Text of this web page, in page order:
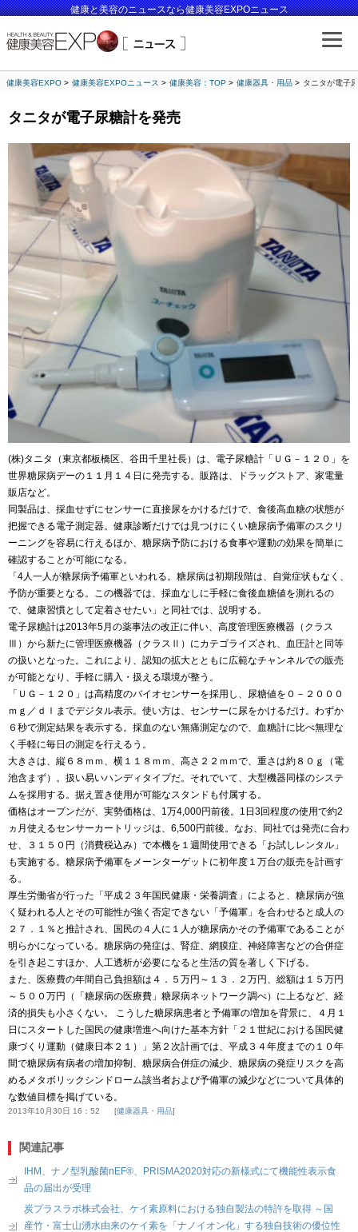
健康と美容のニュースなら健康美容EXPOニュース
健康美容EXPO 健康美容EXPOニュース 健康美容：TOP 健康器具・用品 タニタが電子
タニタが電子尿糖計を発売
(株)タニタ（東京都板橋区、谷田千里社長）は、電子尿糖計「ＵＧ－１２０」を
世界糖尿病デーの１１月１４日に発売する。販路は、ドラッグストア、家電量
販店など。
同製品は、採血せずにセンサーに直接尿をかけるだけで、食後高血糖の状態が
把握できる電子測定器。健康診断だけでは見つけにくい糖尿病予備軍のスクリ
ーニングを容易に行えるほか、糖尿病予防における食事や運動の効果を簡単に
確認することが可能になる。
「4人一人が糖尿病予備軍といわれる。糖尿病は初期段階は、自覚症状もなく、
予防が重要となる。この機器では、採血なしに手軽に食後血糖値を測れるの
で、健康習慣として定着させたい」と同社では、説明する。
電子尿糖計は2013年5月の薬事法の改正に伴い、高度管理医療機器（クラス
Ⅲ）から新たに管理医療機器（クラスⅡ）にカテゴライズされ、血圧計と同等
の扱いとなった。これにより、認知の拡大とともに広範なチャンネルでの販売
が可能となり、手軽に購入・扱える環境が整う。
「ＵＧ－１２０」は高精度のバイオセンサーを採用し、尿糖値を０－２０００
ｍｇ／ｄｌまでデジタル表示。使い方は、センサーに尿をかけるだけ。わずか
６秒で測定結果を表示する。採血のない無痛測定なので、血糖計に比べ無理な
く手軽に毎日の測定を行えるう。
大きさは、縦６８ｍｍ、横１１８ｍｍ、高さ２２ｍｍで、重さは約８０ｇ（電
池含まず）。扱い易いハンディタイプだ。それでいて、大型機器同様のシステ
ムを採用する。据え置き使用が可能なスタンドも付属する。
価格はオープンだが、実勢価格は、1万4,000円前後。1日3回程度の使用で約2
ヵ月使えるセンサーカートリッジは、6,500円前後。なお、同社では発売に合わ
せ、３１５０円（消費税込み）で本機を１週間使用できる「お試しレンタル」
も実施する。糖尿病予備軍をメーンターゲットに初年度１万台の販売を計画す
る。
厚生労働省が行った「平成２３年国民健康・栄養調査」によると、糖尿病が強
く疑われる人とその可能性が強く否定できない「予備軍」を合わせると成人の
２７．１％と推計され、国民の４人に１人が糖尿病かその予備軍であることが
明らかになっている。糖尿病の発症は、腎症、網膜症、神経障害などの合併症
を引き起こすほか、人工透析が必要になると生活の質を著しく下げる。
また、医療費の年間自己負担額は４．５万円～１３．２万円、総額は１５万円
～５００万円（「糖尿病の医療費」糖尿病ネットワーク調べ）に上るなど、経
済的損失も小さくない。 こうした糖尿病患者と予備軍の増加を背景に、４月１
日にスタートした国民の健康増進へ向けた基本方針「２１世紀における国民健
康づくり運動（健康日本２１）」第２次計画では、平成３４年度までの１０年
間で糖尿病有病者の増加抑制、糖尿病合併症の減少、糖尿病の発症リスクを高
めるメタボリックシンドローム該当者および予備軍の減少などについて具体的
な数値目標を掲げている。
2013年10月30日 16：52 健康器具・用品
関連記事
IHM、ナノ型乳酸菌nEF®、PRISMA2020対応の新様式にて機能性表示食
品の届出が受理
炭プラスラボ株式会社、ケイ素原料における独自製法の特許を取得 ～国
産竹・富士山湧水由来のケイ素を「ナノイオン化」する独自技術の優位性